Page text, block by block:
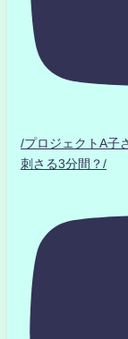
/プロジェクトA
刺さる3分間？/